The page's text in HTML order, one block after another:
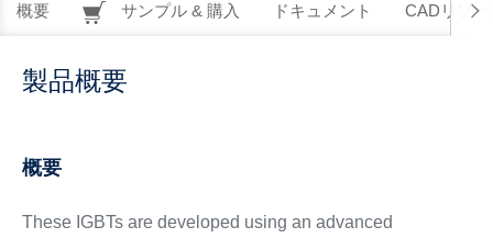
概要 サンプル & 購入 ドキュメント CADリソー
製品概要
概要
These IGBTs are developed using an advanced